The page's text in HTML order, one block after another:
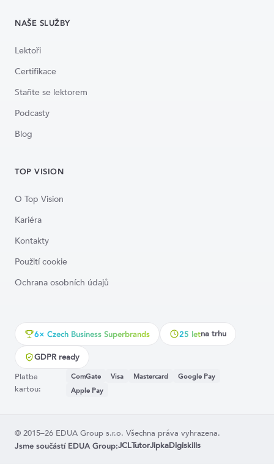
NAŠE SLUŽBY
Lektoři
Certifikace
Staňte se lektorem
Podcasty
Blog
TOP VISION
O Top Vision
Kariéra
Kontakty
Použití cookie
Ochrana osobních údajů
6× Czech Business Superbrands 25 letna trhu
GDPR ready
Platba
kartou:
ComGate Visa Mastercard
Google Pay
Apple Pay
© 2015–26 EDUA Group s.r.o. Všechna práva vyhrazena.
Jsme součástí EDUA Group:JCLTutorJipkaDigiskills